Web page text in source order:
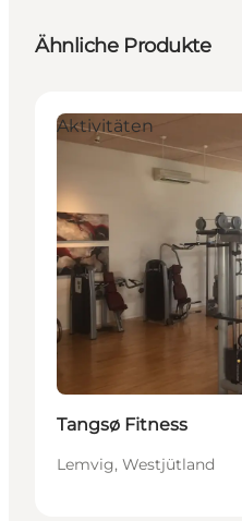
Ähnliche Produkte
Aktivitäten
Tangsø Fitness
Lemvig, Westjütland